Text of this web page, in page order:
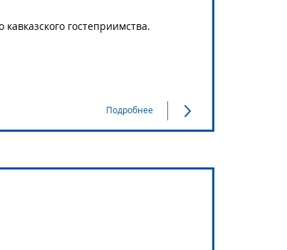
гостеприимства.
Подробнее